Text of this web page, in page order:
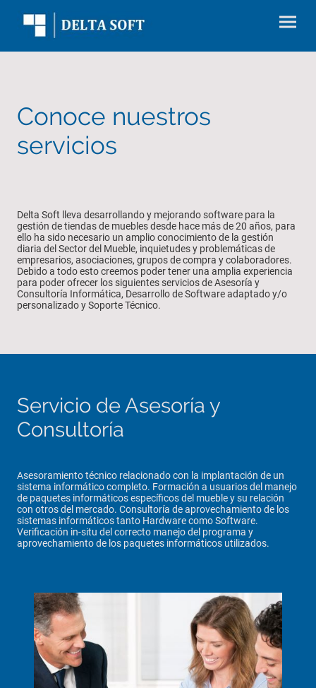
Conoce nuestros
servicios
Delta Soft lleva desarrollando y mejorando software para la
gestión de tiendas de muebles desde hace más de 20 años, para
ello ha sido necesario un amplio conocimiento de la gestión
diaria del Sector del Mueble, inquietudes y problemáticas de
empresarios, asociaciones, grupos de compra y colaboradores.
Debido a todo esto creemos poder tener una amplia experiencia
para poder ofrecer los siguientes servicios de Asesoría y
Consultoría Informática, Desarrollo de Software adaptado y/o
personalizado y Soporte Técnico.
Servicio de Asesoría y
Consultoría
Asesoramiento técnico relacionado con la implantación de un
sistema informático completo. Formación a usuarios del manejo
de paquetes informáticos específicos del mueble y su relación
con otros del mercado. Consultoría de aprovechamiento de los
sistemas informáticos tanto Hardware como Software.
Verificación in-situ del correcto manejo del programa y
aprovechamiento de los paquetes informáticos utilizados.